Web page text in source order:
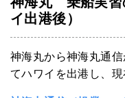
イ出港後）
神海丸から神海丸通
てハワイを出港し、